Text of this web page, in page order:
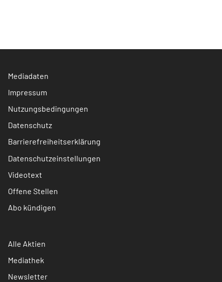
Mediadaten
Impressum
Nutzungsbedingungen
Datenschutz
Barrierefreiheitserklärung
Datenschutzeinstellungen
Videotext
Offene Stellen
Abo kündigen
Alle Aktien
Mediathek
Newsletter